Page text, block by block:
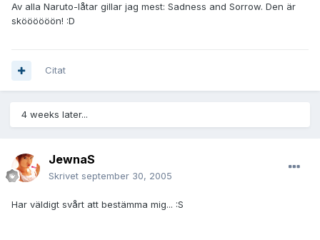
Av alla Naruto-låtar gillar jag mest: Sadness and Sorrow. Den är
sköööööön! :D
Citat
4 weeks later...
JewnaS
Skrivet september 30, 2005
Har väldigt svårt att bestämma mig... :S